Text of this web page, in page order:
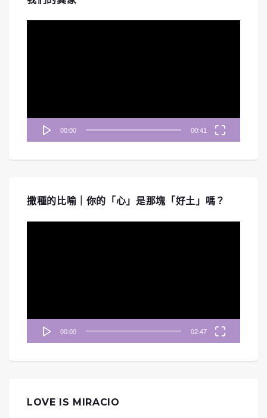
00:00 00:41
撒種的比喻｜你的「心」是那塊「好土」嗎？
00:00 02:47
LOVE IS MIRACIO